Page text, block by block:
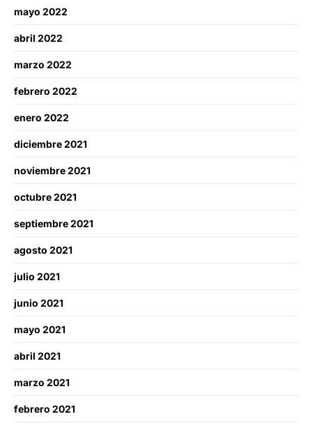
mayo 2022
abril 2022
marzo 2022
febrero 2022
enero 2022
diciembre 2021
noviembre 2021
octubre 2021
septiembre 2021
agosto 2021
julio 2021
junio 2021
mayo 2021
abril 2021
marzo 2021
febrero 2021